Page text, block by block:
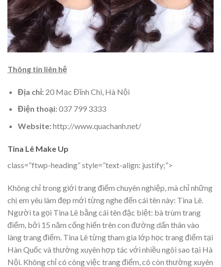
Thông tin liên hệ
Địa chỉ: 20 Mạc Đĩnh Chi, Hà Nội
Điện thoại:037 799 3333
Website:http://www.quachanh.net/
Tina Lê Make Up
class=”ftwp-heading” style=”text-align: justify;”>
Không chỉ trong giới trang điểm chuyên nghiệp, mà chỉ những
chị em yêu làm đẹp mới từng nghe đến cái tên này: Tina Lê.
Người ta gọi Tina Lê bằng cái tên đặc biệt: bà trùm trang
điểm, bởi 15 năm cống hiến trên con đường dấn thân vào
làng trang điểm. Tina Lê từng tham gia lớp học trang điểm tại
Hàn Quốc và thường xuyên hợp tác với nhiều ngôi sao tại Hà
Nội. Không chỉ có công việc trang điểm, cô còn thường xuyên